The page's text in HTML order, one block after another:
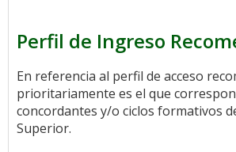
Perfil de Ingreso
En referencia al perfil de acceso
prioritariamente es el que
concordantes y/o ciclos formativos
Superior.